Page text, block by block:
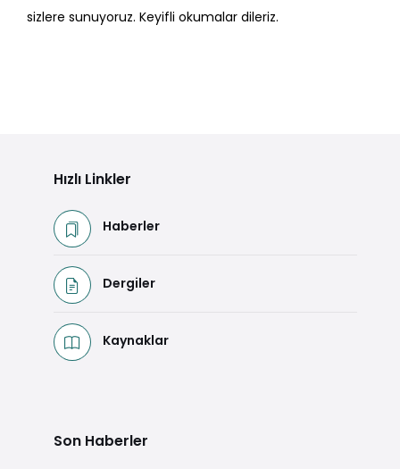
sizlere sunuyoruz. Keyifli okumalar dileriz.
Hızlı Linkler
Haberler
Dergiler
Kaynaklar
Son Haberler